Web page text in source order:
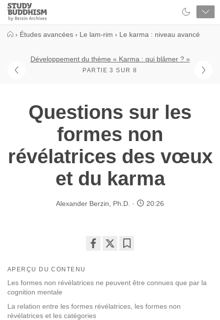
Close
Study
Buddhism
Home
› Études avancées › Le lam-rim › Le karma : niveau avancé
Développement du thème « Karma : qui blâmer ? »
PARTIE 3 SUR 8
Questions sur les
formes non
révélatrices des vœux
et du karma
Alexander Berzin, Ph.D. 20:26
APERÇU DU CONTENU
Les formes non révélatrices ne peuvent être connues que par la
cognition mentale
La relation entre les formes révélatrices, les formes non
révélatrices et les catégories